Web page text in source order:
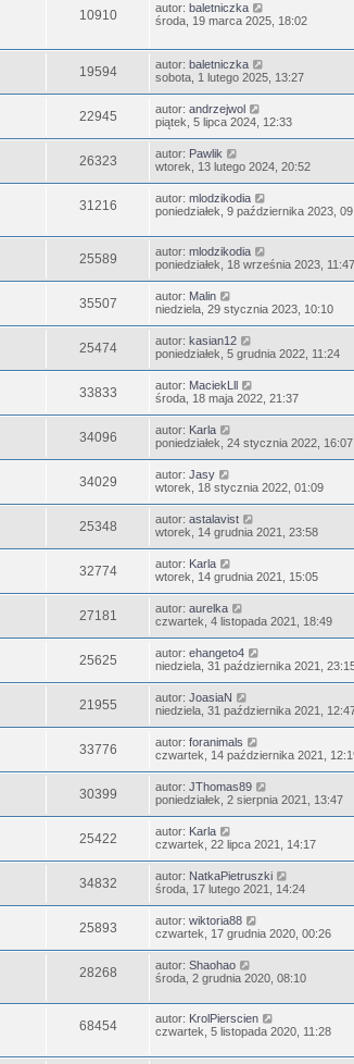
10910 autor: baletniczka
środa, 19 marca 2025, 18:02
19594 autor: baletniczka
sobota, 1 lutego 2025, 13:27
22945 autor: andrzejwol
piątek, 5 lipca 2024, 12:33
26323 autor: Pawlik
wtorek, 13 lutego 2024, 20:52
31216 autor: mlodzikodia
poniedziałek, 9 października 2023,
25589 autor: mlodzikodia
poniedziałek, 18 września 2023, 11:47
35507 autor: Malin
niedziela, 29 stycznia 2023, 10:10
25474 autor: kasian12
poniedziałek, 5 grudnia 2022, 11:24
33833 autor: MaciekLll
środa, 18 maja 2022, 21:37
34096 autor: Karla
poniedziałek, 24 stycznia 2022, 16:07
34029 autor: Jasy
wtorek, 18 stycznia 2022, 01:09
25348 autor: astalavist
wtorek, 14 grudnia 2021, 23:58
32774 autor: Karla
wtorek, 14 grudnia 2021, 15:05
27181 autor: aurelka
czwartek, 4 listopada 2021, 18:49
25625 autor: ehangeto4
niedziela, 31 października 2021,
21955 autor: JoasiaN
niedziela, 31 października 2021,
33776 autor: foranimals
czwartek, 14 października 2021,
30399 autor: JThomas89
poniedziałek, 2 sierpnia 2021, 13:47
25422 autor: Karla
czwartek, 22 lipca 2021, 14:17
34832 autor: NatkaPietruszki
środa, 17 lutego 2021, 14:24
25893 autor: wiktoria88
czwartek, 17 grudnia 2020, 00:26
28268 autor: Shaohao
środa, 2 grudnia 2020, 08:10
68454 autor: KrolPierscien
czwartek, 5 listopada 2020, 11:28